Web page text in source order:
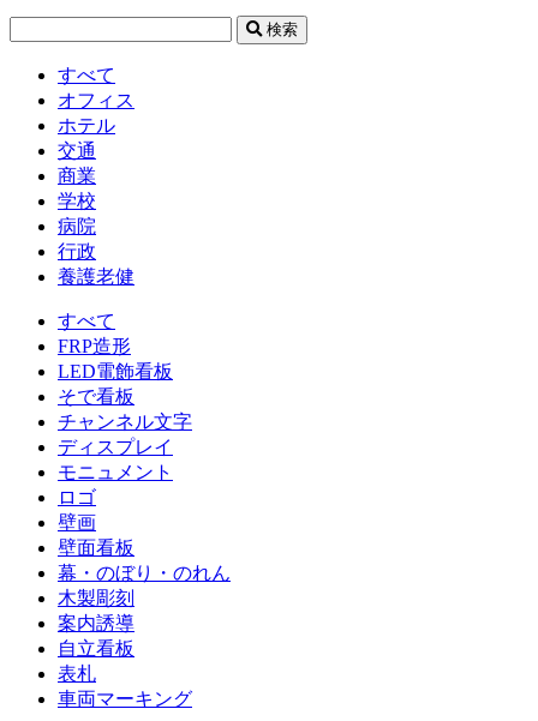
検索
すべて
オフィス
ホテル
交通
商業
学校
病院
行政
養護老健
すべて
FRP造形
LED電飾看板
そで看板
チャンネル文字
ディスプレイ
モニュメント
ロゴ
壁画
壁面看板
幕・のぼり・のれん
木製彫刻
案内誘導
自立看板
表札
車両マーキング